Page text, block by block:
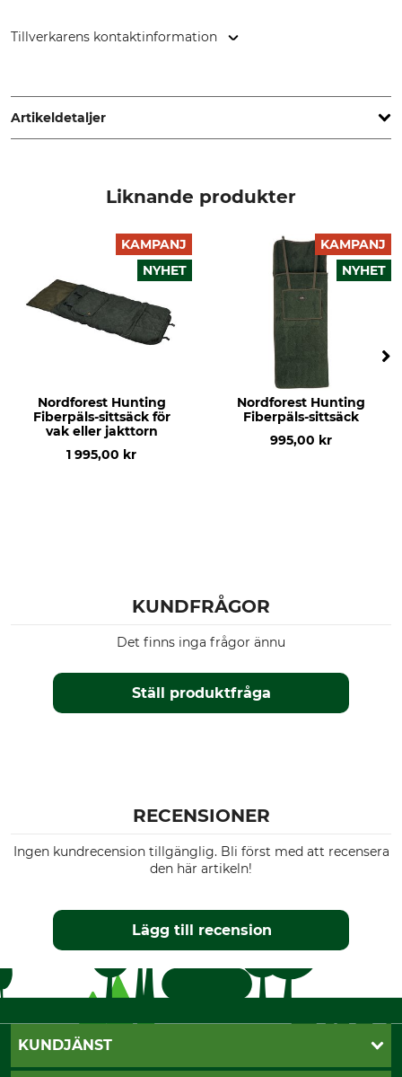
Tillverkarens kontaktinformation
www.grube.de
Artikeldetaljer
Made in Hungary
grön
Liknande produkter
KAMPANJ
NYHET
Nordforest Hunting
Fiberpäls-sittsäck för
vak eller jakttorn
1 995,00 kr
KAMPANJ
NYHET
Nordforest Hunting
Fiberpäls-sittsäck
995,00 kr
KUNDFRÅGOR
Ställ produktfråga
Det finns inga frågor ännu
RECENSIONER
Ingen kundrecension tillgänglig. Bli först med att recensera
den här artikeln!
Lägg till recension
KUNDJÄNST